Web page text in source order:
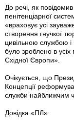
До речі, як
пенітенціарної
«враховує усі
створення гнучкої
цивільною службою і
було зроблено в усіх
Східної Європи».
Очікується, що
Концепції
служби найближчим
Довідка «ПЛ»: